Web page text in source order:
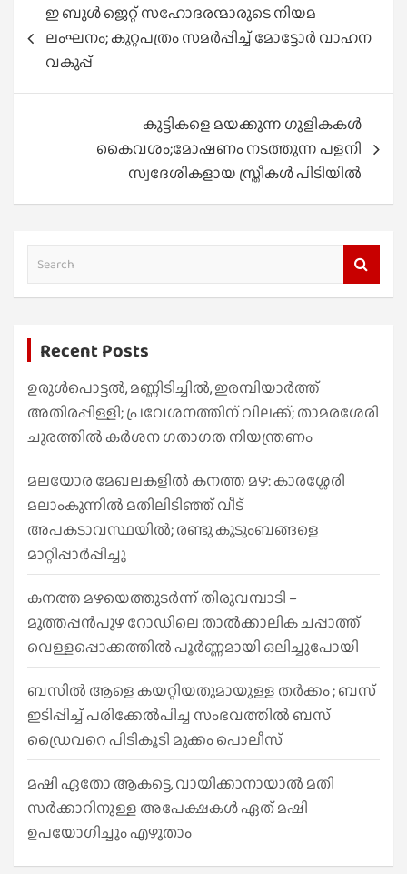
navigation
ഇ ബുൾ ജെറ്റ് സഹോദരന്മാരുടെ നിയമ
ലംഘനം; കുറ്റപത്രം സമർപ്പിച്ച് മോട്ടോർ വാഹന
വകുപ്പ്
കുട്ടികളെ മയക്കുന്ന ഗുളികകൾ
കൈവശം;മോഷണം നടത്തുന്ന പളനി
സ്വദേശികളായ സ്ത്രീകൾ പിടിയിൽ
a
h
Recent Posts
ഉരുൾപൊട്ടൽ, മണ്ണിടിച്ചിൽ, ഇരമ്പിയാര്‍ത്ത്
അതിരപ്പിള്ളി; പ്രവേശനത്തിന് വിലക്ക്; താമരശേരി
ചുരത്തില്‍ കര്‍ശന ഗതാഗത നിയന്ത്രണം
മലയോര മേഖലകളിൽ കനത്ത മഴ: കാരശ്ശേരി
മലാംകുന്നിൽ മതിലിടിഞ്ഞ് വീട്
അപകടാവസ്ഥയിൽ; രണ്ടു കുടുംബങ്ങളെ
മാറ്റിപ്പാർപ്പിച്ചു
കനത്ത മഴയെത്തുടർന്ന് തിരുവമ്പാടി –
മുത്തപ്പൻപുഴ റോഡിലെ താൽക്കാലിക ചപ്പാത്ത്
വെള്ളപ്പൊക്കത്തിൽ പൂർണ്ണമായി ഒലിച്ചുപോയി
ബസിൽ ആളെ കയറ്റിയതുമായുള്ള തർക്കം ; ബസ്
ഇടിപ്പിച്ച് പരിക്കേൽപിച്ച സംഭവത്തിൽ ബസ്
ഡ്രൈവറെ പിടികൂടി മുക്കം പൊലീസ്
മഷി ഏതോ ആകട്ടെ, വായിക്കാനായാൽ മതി​
സർക്കാറിനുള്ള അപേക്ഷകൾ ഏത് മഷി
ഉപയോഗിച്ചും എഴുതാം